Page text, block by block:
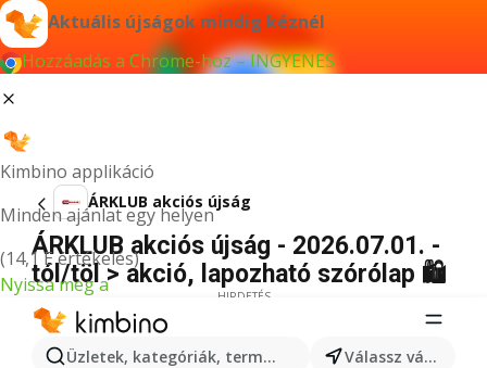
Aktuális újságok mindig kéznél
Hozzáadás a Chrome-hoz – INGYENES
Kimbino applikáció
Minden ajánlat egy helyen
(14,1 E értékelés)
Nyissa meg a
Üzletek, kategóriák, termékek keresése... Válassz várost
ÁRKLUB akciós újság
ÁRKLUB akciós újság - 2026.07.01. -
tól/töl > akció, lapozható szórólap 🛍️
HIRDETÉS